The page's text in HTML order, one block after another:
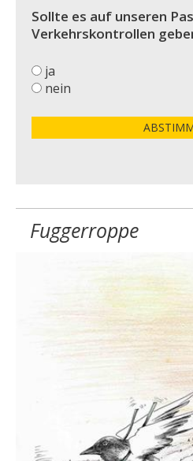
Sollte es auf unseren
Verkehrskontrollen
ja
nein
Fuggerroppe